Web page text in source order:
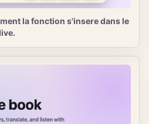
la fonction s'insere dans le